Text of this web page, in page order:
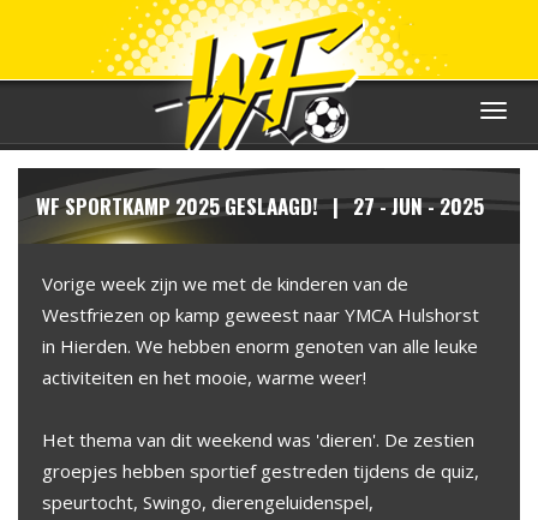
Toggle
WF SPORTKAMP 2025 GESLAAGD! | 27 - JUN - 2025
Vorige week zijn we met de kinderen van de
Westfriezen op kamp geweest naar YMCA Hulshorst
in Hierden. We hebben enorm genoten van alle leuke
activiteiten en het mooie, warme weer!
Het thema van dit weekend was 'dieren'. De zestien
groepjes hebben sportief gestreden tijdens de quiz,
speurtocht, Swingo, dierengeluidenspel,